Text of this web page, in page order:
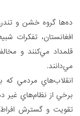
ده‌ها گروه خشن و
افغانستان، تفکرات
قلمداد مي‌کنند و
مي‌دانند.
انقلاب‌هاي مردمي که
برخي از نظام‌هاي غير
تقويت و گسترش